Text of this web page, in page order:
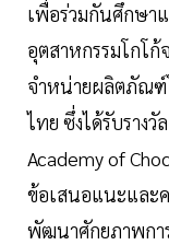
เพื่อร่วมกันศึกษา
อุตสาหกรรมโกโ
จำหน่ายผลิตภัณฑ์
ไทย ซึ่งได้รับราง
Academy of
ข้อเสนอแนะและ
พัฒนาศักยภาพกา